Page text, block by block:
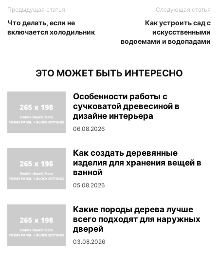
Предыдущая статья
Что делать, если не
включается холодильник
Следующая статья
Как устроить сад с
искусственными
водоемами и водопадами
ЭТО МОЖЕТ БЫТЬ ИНТЕРЕСНО
Особенности работы с
сучковатой древесиной в
дизайне интерьера
06.08.2026
Как создать деревянные
изделия для хранения вещей в
ванной
05.08.2026
Какие породы дерева лучше
всего подходят для наружных
дверей
03.08.2026